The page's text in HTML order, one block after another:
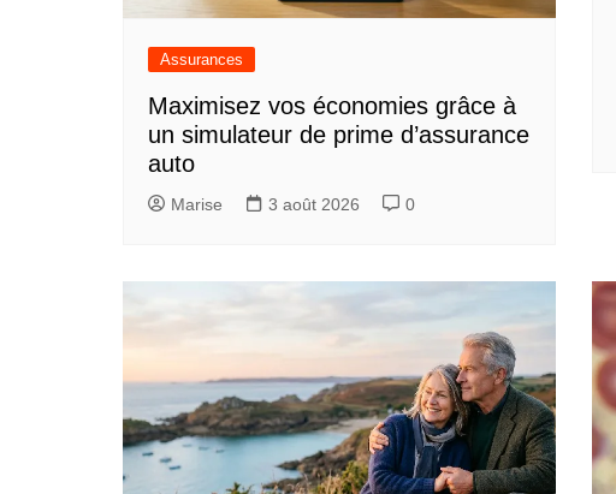
Assurances
Maximisez vos économies grâce à
un simulateur de prime d’assurance
auto
Marise 3 août 2026 0